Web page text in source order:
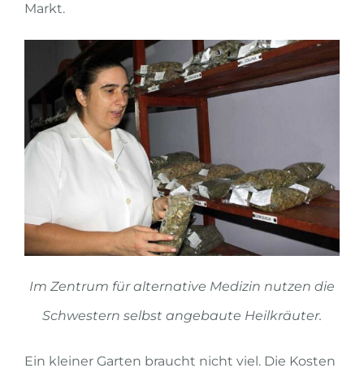
Markt.
Im Zentrum für alternative Medizin nutzen die
Schwestern selbst angebaute Heilkräuter.
Ein kleiner Garten braucht nicht viel. Die Kosten